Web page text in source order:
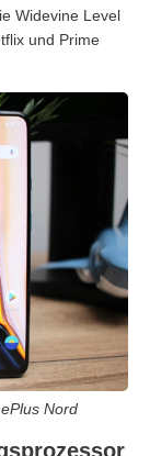
Widevine Level
und Prime
Nord